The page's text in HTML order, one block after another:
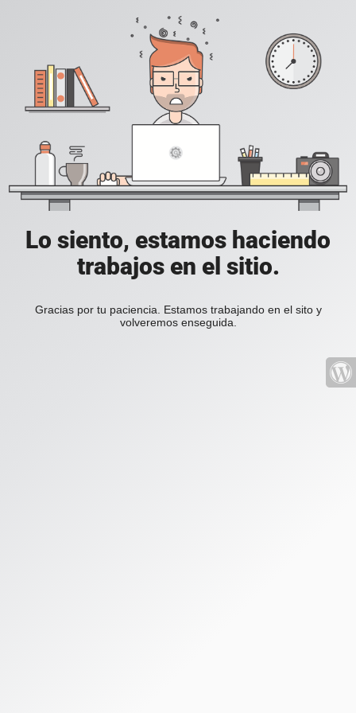
Lo siento, estamos haciendo
trabajos en el sitio.
Gracias por tu paciencia. Estamos trabajando en el sito y
volveremos enseguida.